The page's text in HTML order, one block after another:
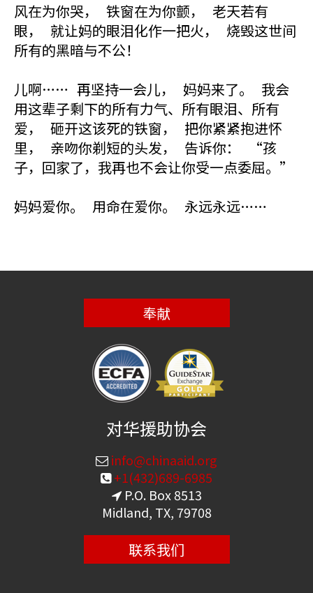
风在为你哭， 铁窗在为你颤， 老天若有
眼， 就让妈的眼泪化作一把火， 烧毁这世间
所有的黑暗与不公！
儿啊…… 再坚持一会儿， 妈妈来了。 我会
用这辈子剩下的所有力气、所有眼泪、所有
爱， 砸开这该死的铁窗， 把你紧紧抱进怀
里， 亲吻你剃短的头发， 告诉你： “孩
子，回家了，我再也不会让你受一点委屈。”
妈妈爱你。 用命在爱你。 永远永远……
奉献
对华援助协会
info@chinaaid.org
+1(432)689-6985
P.O. Box 8513
Midland, TX, 79708
联系我们